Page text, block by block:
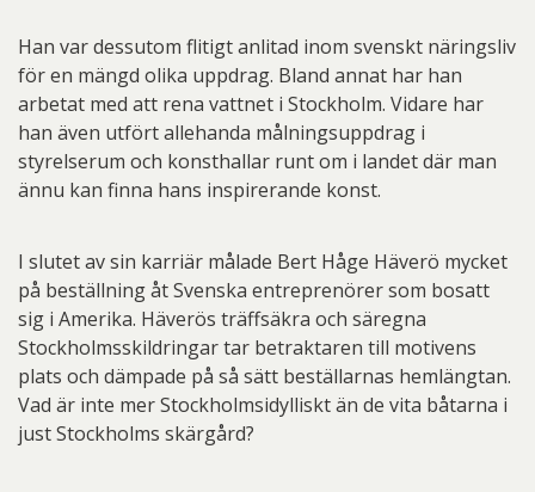
Han var dessutom flitigt anlitad inom svenskt näringsliv
för en mängd olika uppdrag. Bland annat har han
arbetat med att rena vattnet i Stockholm. Vidare har
han även utfört allehanda målningsuppdrag i
styrelserum och konsthallar runt om i landet där man
ännu kan finna hans inspirerande konst.
I slutet av sin karriär målade Bert Håge Häverö mycket
på beställning åt Svenska entreprenörer som bosatt
sig i Amerika. Häverös träffsäkra och säregna
Stockholmsskildringar tar betraktaren till motivens
plats och dämpade på så sätt beställarnas hemlängtan.
Vad är inte mer Stockholmsidylliskt än de vita båtarna i
just Stockholms skärgård?